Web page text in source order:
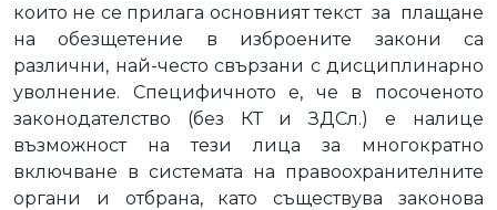
които не се прилага основният текст за плащане
на обезщетение в изброените закони са
различни, най-често свързани с дисциплинарно
уволнение. Специфичното е, че в посоченото
законодателство (без КТ и ЗДСл.) е налице
възможност на тези лица за многократно
включване в системата на правоохранителните
органи и отбрана, като съществува законова